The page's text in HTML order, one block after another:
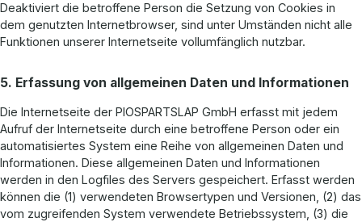
Deaktiviert die betroffene Person die Setzung von Cookies in
dem genutzten Internetbrowser, sind unter Umständen nicht alle
Funktionen unserer Internetseite vollumfänglich nutzbar.
5. Erfassung von allgemeinen Daten und Informationen
Die Internetseite der PIOSPARTSLAP GmbH erfasst mit jedem
Aufruf der Internetseite durch eine betroffene Person oder ein
automatisiertes System eine Reihe von allgemeinen Daten und
Informationen. Diese allgemeinen Daten und Informationen
werden in den Logfiles des Servers gespeichert. Erfasst werden
können die (1) verwendeten Browsertypen und Versionen, (2) das
vom zugreifenden System verwendete Betriebssystem, (3) die